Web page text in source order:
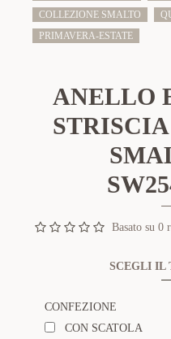
COLLEZIONE SMALTO
PRIMAVERA-ESTATE
ANELLO
Basato su 0
SCEGLI IL
CONFEZIONE
CON SCATOLA